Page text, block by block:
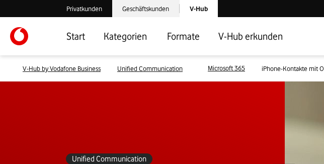
Verlassen der V-Hub Webseite: Zum Privatkundenbereich
Privatkunden Verlassen der V-Hub Webseite: Zum Geschäftskundenbereich
Geschäftskunden Laden der V-Hub Startseite
V-Hub
Start Kategorien Formate V-Hub erkunden
V-Hub by Vodafone Business Unified Communication Microsoft 365 iPhone-Kontakte mit
Unified Communication